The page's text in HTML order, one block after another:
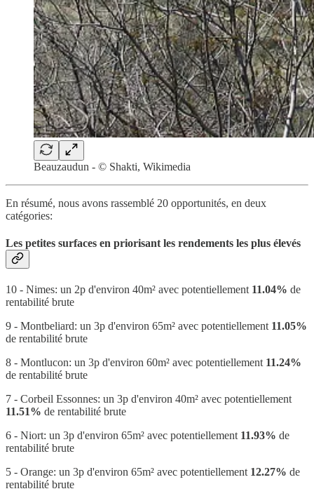
Beauzaudun - © Shakti, Wikimedia
En résumé, nous avons rassemblé 20 opportunités, en deux
catégories:
Les petites surfaces en priorisant les rendements les plus élevés
10 - Nimes: un 2p d'environ 40m² avec potentiellement 11.04% de
rentabilité brute
9 - Montbeliard: un 3p d'environ 65m² avec potentiellement 11.05%
de rentabilité brute
8 - Montlucon: un 3p d'environ 60m² avec potentiellement 11.24%
de rentabilité brute
7 - Corbeil Essonnes: un 3p d'environ 40m² avec potentiellement
11.51% de rentabilité brute
6 - Niort: un 3p d'environ 65m² avec potentiellement 11.93% de
rentabilité brute
5 - Orange: un 3p d'environ 65m² avec potentiellement 12.27% de
rentabilité brute